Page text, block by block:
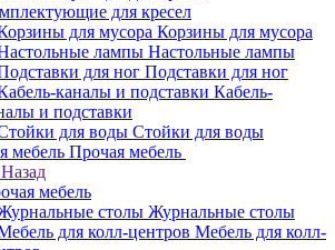
для кресел
Корзины для мусора
Настольные лампы
Подставки для ног
Кабель-
и подставки
Стойки для воды
Прочая мебель
Назад
мебель
Журнальные столы
Мебель для колл-